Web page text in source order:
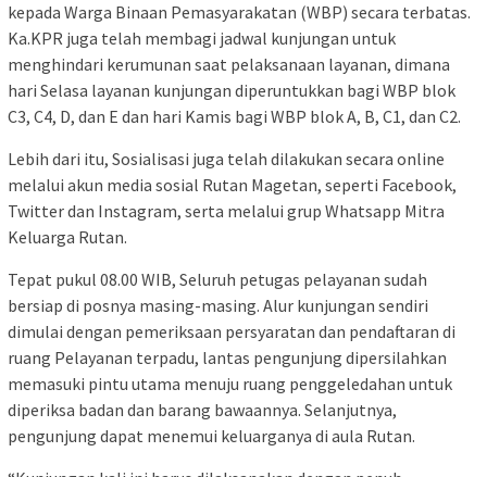
kepada Warga Binaan Pemasyarakatan (WBP) secara terbatas.
Ka.KPR juga telah membagi jadwal kunjungan untuk
menghindari kerumunan saat pelaksanaan layanan, dimana
hari Selasa layanan kunjungan diperuntukkan bagi WBP blok
C3, C4, D, dan E dan hari Kamis bagi WBP blok A, B, C1, dan C2.
Lebih dari itu, Sosialisasi juga telah dilakukan secara online
melalui akun media sosial Rutan Magetan, seperti Facebook,
Twitter dan Instagram, serta melalui grup Whatsapp Mitra
Keluarga Rutan.
Tepat pukul 08.00 WIB, Seluruh petugas pelayanan sudah
bersiap di posnya masing-masing. Alur kunjungan sendiri
dimulai dengan pemeriksaan persyaratan dan pendaftaran di
ruang Pelayanan terpadu, lantas pengunjung dipersilahkan
memasuki pintu utama menuju ruang penggeledahan untuk
diperiksa badan dan barang bawaannya. Selanjutnya,
pengunjung dapat menemui keluarganya di aula Rutan.